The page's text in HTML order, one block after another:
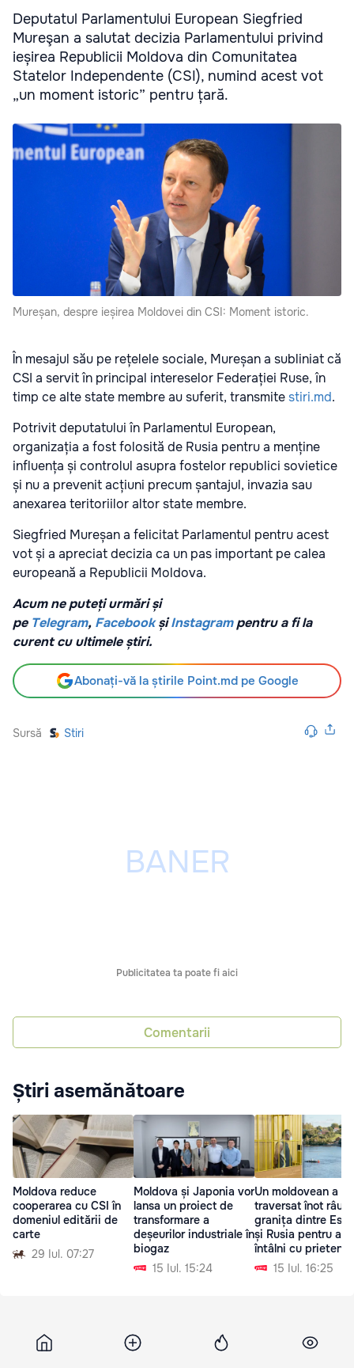
Deputatul Parlamentului European Siegfried
Mureşan a salutat decizia Parlamentului privind
ieșirea Republicii Moldova din Comunitatea
Statelor Independente (CSI), numind acest vot
„un moment istoric” pentru țară.
Mureșan, despre ieșirea Moldovei din CSI: Moment istoric.
În mesajul său pe rețelele sociale, Mureșan a subliniat că
CSI a servit în principal intereselor Federației Ruse, în
timp ce alte state membre au suferit, transmitestiri.md.
Potrivit deputatului în Parlamentul European,
organizația a fost folosită de Rusia pentru a menține
influența și controlul asupra fostelor republici sovietice
și nu a prevenit acțiuni precum șantajul, invazia sau
anexarea teritoriilor altor state membre.
Siegfried Mureșan a felicitat Parlamentul pentru acest
vot și a apreciat decizia ca un pas important pe calea
europeană a Republicii Moldova.
Acum ne puteți urmări și
pe Telegram, Facebook șiInstagrampentru a fi la
curent cu ultimele știri.
Abonați-vă la știrile Point.md pe Google
Sursă Stiri
Publicitatea ta poate fi aici
Comentarii
Știri asemănătoare
Moldova reduce
cooperarea cu CSI în
domeniul editării de
carte
29 Iul. 07:27
Moldova și Japonia vor
lansa un proiect de
transformare a
deșeurilor industriale în
biogaz
15 Iul. 15:24
Un moldovean a
traversat înot râul
granița dintre
și Rusia pentru a
întâlni cu prietena
15 Iul. 16:25
Ipn 2 aprilie 2026, 20:52